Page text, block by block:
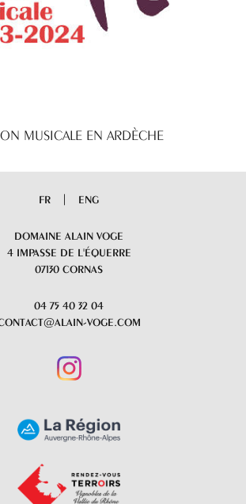
MUSICALE EN ARDÈCHE
FR | ENG
DOMAINE ALAIN VOGE
4 IMPASSE DE L'ÉQUERRE
07130 CORNAS
04 75 40 32 04
VOGE.COM